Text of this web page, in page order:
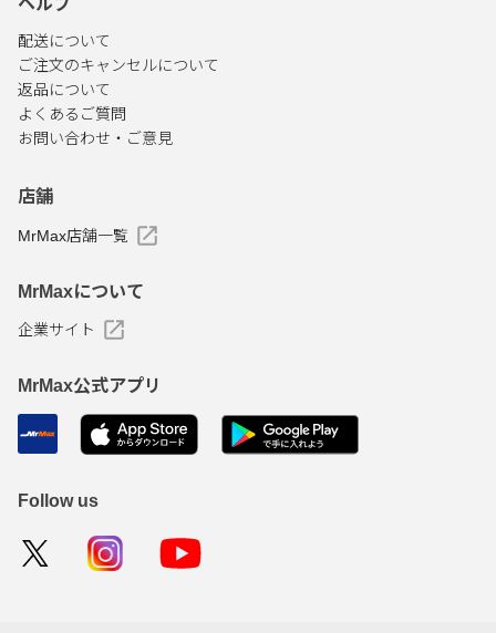
ヘルプ
配送について
ご注文のキャンセルについて
返品について
よくあるご質問
お問い合わせ・ご意見
店舗
MrMax店舗一覧
MrMaxについて
企業サイト
MrMax公式アプリ
Follow us